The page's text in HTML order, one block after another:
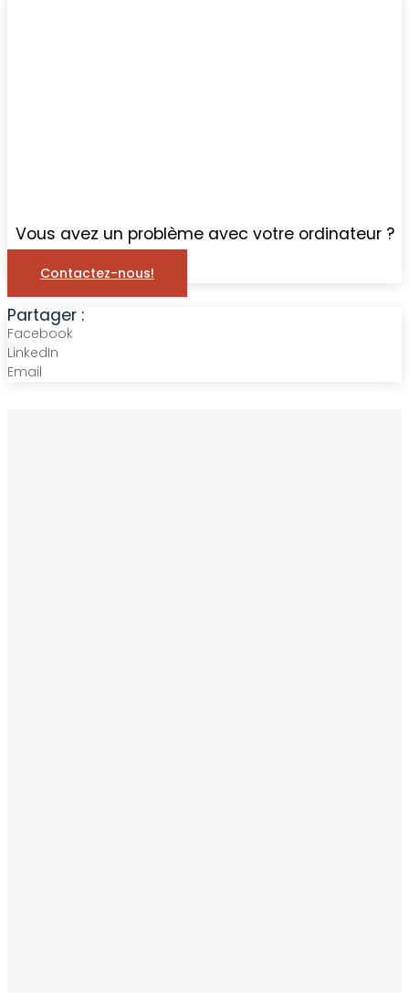
Vous avez un problème avec votre ordinateur ?
Contactez-nous!
Partager :
Facebook
LinkedIn
Email